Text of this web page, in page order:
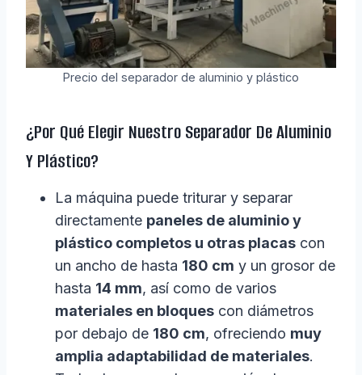
Precio del separador de aluminio y plástico
¿Por Qué Elegir Nuestro Separador De Aluminio
Y Plástico?
La máquina puede triturar y separar
directamente paneles de aluminio y
plástico completos u otras placas con
un ancho de hasta 180 cm y un grosor de
hasta 14 mm, así como de varios
materiales en bloques con diámetros
por debajo de 180 cm, ofreciendo muy
amplia adaptabilidad de materiales.